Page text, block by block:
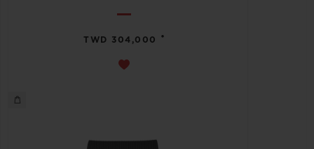
TWD 304,000 •